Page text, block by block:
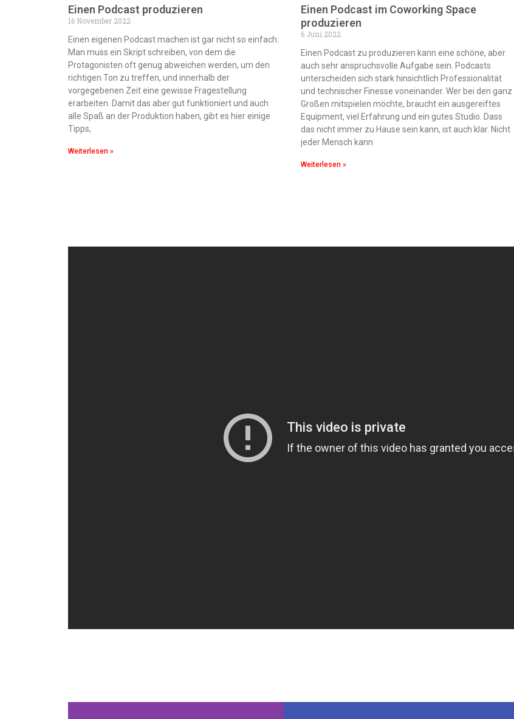
Einen Podcast produzieren
16 November 2022
Einen eigenen Podcast machen ist gar nicht so einfach:
Man muss ein Skript schreiben, von dem die
Protagonisten oft genug abweichen werden, um den
richtigen Ton zu treffen, und innerhalb der
vorgegebenen Zeit eine gewisse Fragestellung
erarbeiten. Damit das aber gut funktioniert und auch
alle Spaß an der Produktion haben, gibt es hier einige
Tipps,
Weiterlesen »
Einen Podcast im Coworking Space
produzieren
6 Juni 2022
Einen Podcast zu produzieren kann eine schöne, aber
auch sehr anspruchsvolle Aufgabe sein. Podcasts
unterscheiden sich stark hinsichtlich Professionalität
und technischer Finesse voneinander. Wer bei den ganz
Großen mitspielen möchte, braucht ein ausgereiftes
Equipment, viel Erfahrung und ein gutes Studio. Dass
das nicht immer zu Hause sein kann, ist auch klar. Nicht
jeder Mensch kann
Weiterlesen »